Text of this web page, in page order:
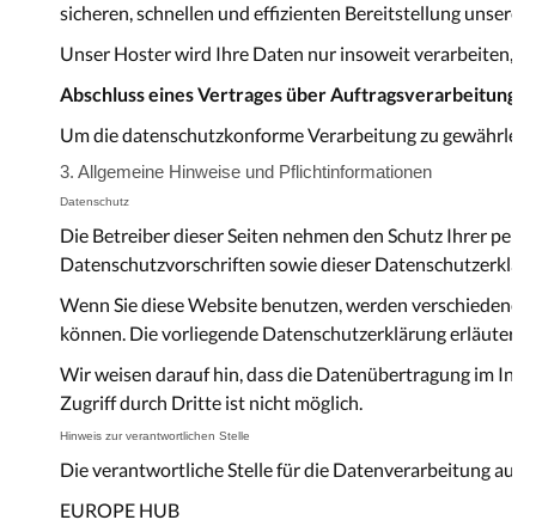
sicheren, schnellen und effizienten Bereitstellung
Unser Hoster wird Ihre Daten nur insoweit verarbeiten,
Abschluss eines Vertrages über Auftragsverarbeitung
Um die datenschutzkonforme Verarbeitung zu
3. Allgemeine Hinweise und Pflichtinformationen
Datenschutz
Die Betreiber dieser Seiten nehmen den Schutz Ihrer
Datenschutzvorschriften sowie dieser
Wenn Sie diese Website benutzen, werden
können. Die vorliegende Datenschutzerklärung erläutert,
Wir weisen darauf hin, dass die Datenübertragung im
Zugriff durch Dritte ist nicht möglich.
Hinweis zur verantwortlichen Stelle
Die verantwortliche Stelle für die Datenverarbeitung auf
EUROPE HUB